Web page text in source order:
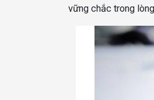
vững chắc trong